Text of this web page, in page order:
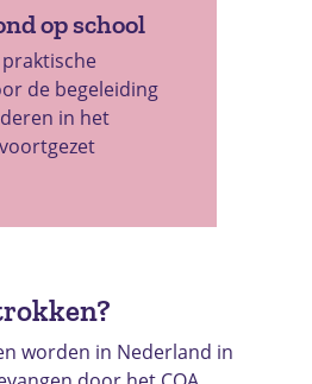
op school
praktische
de begeleiding
in het
worden in Nederland in